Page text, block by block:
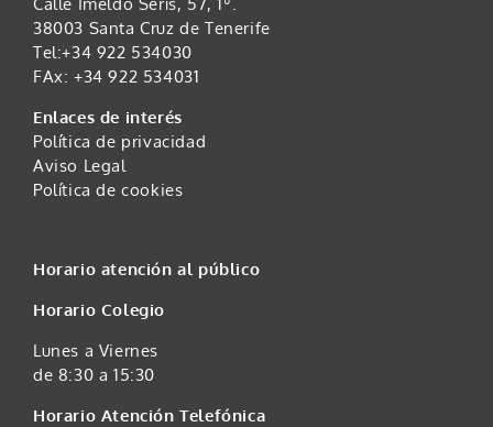
38003 Santa Cruz de Tenerife
Tel:+34 922 534030
FAx: +34 922 534031
Enlaces de interés
Política de privacidad
Aviso Legal
Política de cookies
Horario atención al público
Horario Colegio
Lunes a Viernes
de 8:30 a 15:30
Horario Atención Telefónica